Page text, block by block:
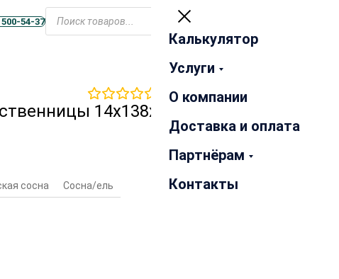
500-54-37
Закрыть
Калькулятор
Услуги
О компании
Доставка и оплата
Партнёрам
Контакты
отзывов
14х138х2000 мм
сосна Сосна/ель